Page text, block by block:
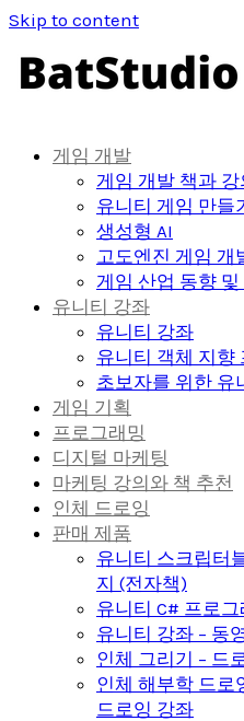
Skip to content
게임 개발
게임 개발 책과 강
유니티 게임 만들
생성형 AI
고도엔진 게임 개
게임 산업 동향 및
유니티 강좌
유니티 강좌
유니티 객체 지향
초보자를 위한 유
게임 기획
프로그래밍
디지털 마케팅
마케팅 강의와 책 추천
인체 드로잉
판매 제품
유니티 스크립터
지 (전자책)
유니티 C# 프로
유니티 강좌 – 동
인체 그리기 – 드
인체 해부학 드로
드로잉 강좌